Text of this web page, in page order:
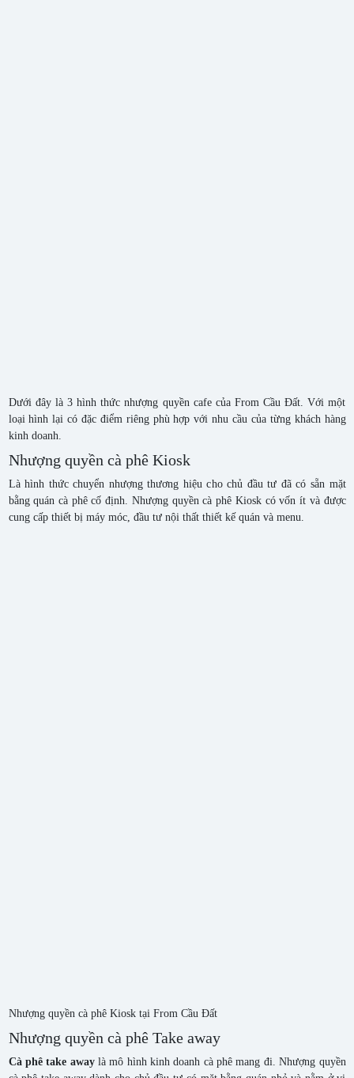
Dưới đây là 3 hình thức nhượng quyền cafe của From Cầu Đất. Với một
loại hình lại có đặc điểm riêng phù hợp với nhu cầu của từng khách hàng
kinh doanh.
Nhượng quyền cà phê Kiosk
Là hình thức chuyển nhượng thương hiệu cho chủ đầu tư đã có sẵn mặt
bằng quán cà phê cố định. Nhượng quyền cà phê Kiosk có vốn ít và được
cung cấp thiết bị máy móc, đầu tư nội thất thiết kế quán và menu.
Nhượng quyền cà phê Kiosk tại From Cầu Đất
Nhượng quyền cà phê Take away
Cà phê take awaylà mô hình kinh doanh cà phê mang đi. Nhượng quyền